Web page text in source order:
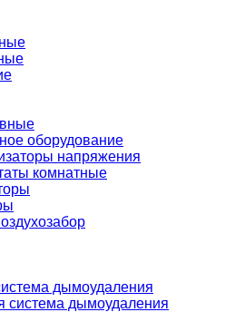
оборудование
напряжения
комнатные
дымоудаления
система дымоудаления